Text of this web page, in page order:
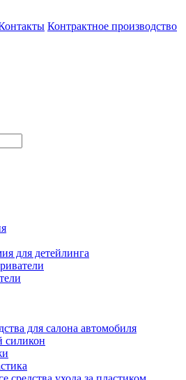
Контрактное производство
для детейлинга
для салона автомобиля